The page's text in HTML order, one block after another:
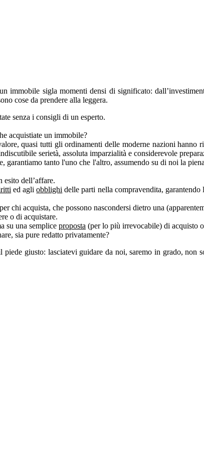
immobile sigla momenti densi di significato:
cose da prendere alla leggera.
senza i consigli di un esperto.
acquistiate un immobile?
quasi tutti gli ordinamenti delle moderne nazioni hanno
serietà, assoluta imparzialità e considerevole
tanto l'uno che l'altro, assumendo su di noi la
dell’affare.
ed agliobblighi delle parti nella compravendita,
chi acquista, che possono nascondersi dietro una
o di acquistare.
su una semplice proposta (per lo più irrevocabile) di acquisto
sia pure redatto privatamente?
piede giusto: lasciatevi guidare da noi, saremo in grado, non